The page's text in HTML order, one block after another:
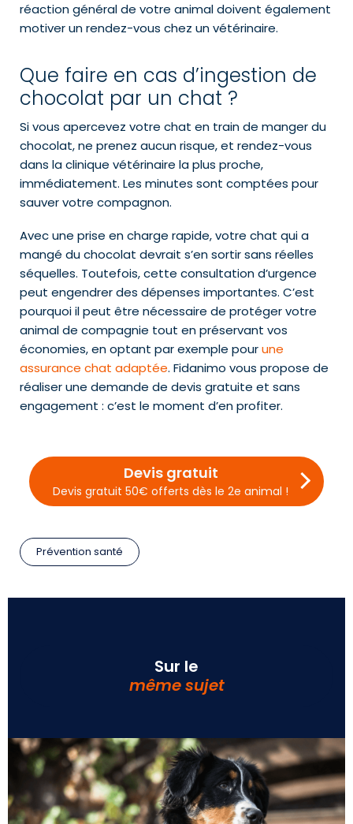
réaction général de votre animal doivent également
motiver un rendez-vous chez un vétérinaire.
Que faire en cas d’ingestion de
chocolat par un chat ?
Si vous apercevez votre chat en train de manger du
chocolat, ne prenez aucun risque, et rendez-vous
dans la clinique vétérinaire la plus proche,
immédiatement. Les minutes sont comptées pour
sauver votre compagnon.
Avec une prise en charge rapide, votre chat qui a
mangé du chocolat devrait s’en sortir sans réelles
séquelles. Toutefois, cette consultation d’urgence
peut engendrer des dépenses importantes. C’est
pourquoi il peut être nécessaire de protéger votre
animal de compagnie tout en préservant vos
économies, en optant par exemple pourune
assurance chat adaptée. Fidanimo vous propose de
réaliser une demande de devis gratuite et sans
engagement : c’est le moment d’en profiter.
Devis gratuit
Devis gratuit 50€ offerts dès le 2e animal !
Prévention santé
Sur le
même sujet